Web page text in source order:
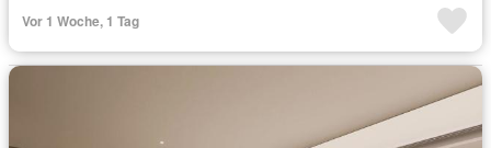
Vor 1 Woche, 1 Tag